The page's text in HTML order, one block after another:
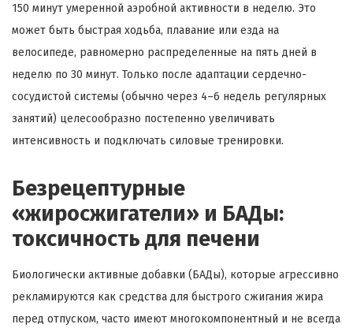
150 минут умеренной аэробной активности в неделю. Это
может быть быстрая ходьба, плавание или езда на
велосипеде, равномерно распределенные на пять дней в
неделю по 30 минут. Только после адаптации сердечно-
сосудистой системы (обычно через 4–6 недель регулярных
занятий) целесообразно постепенно увеличивать
интенсивность и подключать силовые тренировки.
Безрецептурные
«жиросжигатели» и БАДы:
токсичность для печени
Биологически активные добавки (БАДы), которые агрессивно
рекламируются как средства для быстрого сжигания жира
перед отпуском, часто имеют многокомпонентный и не всегда